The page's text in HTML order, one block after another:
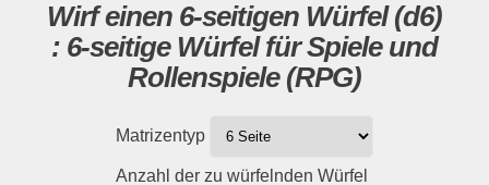
Wirf einen 6-seitigen Würfel (d6)
: 6-seitige Würfel für Spiele und
Rollenspiele (RPG)
Matrizentyp
Anzahl der zu würfelnden Würfel